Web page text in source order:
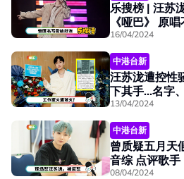
乐搜榜 | 汪苏
《哑巴》 原
16/04/2024
中港台新
汪苏泷遭控性
下其手...名字
13/04/2024
中港台新
曾质疑五月天
音综 点评歌手
08/04/2024